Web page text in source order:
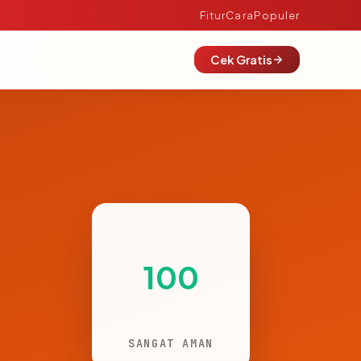
FiturCaraPopuler
Cek Gratis
100
SANGAT AMAN